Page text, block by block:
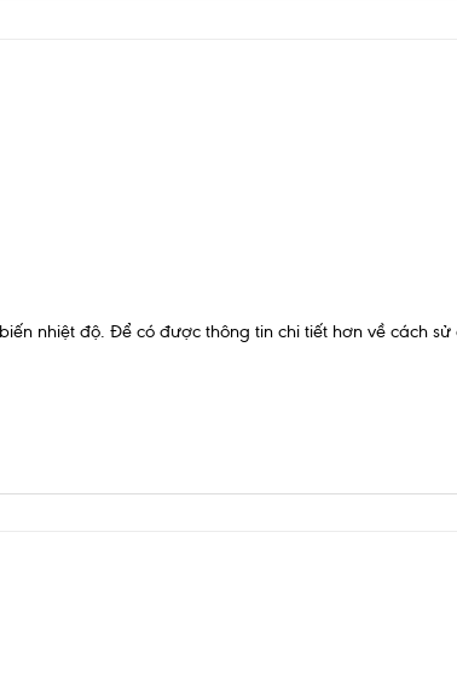
nhiệt độ. Để có được thông tin chi tiết hơn về cách